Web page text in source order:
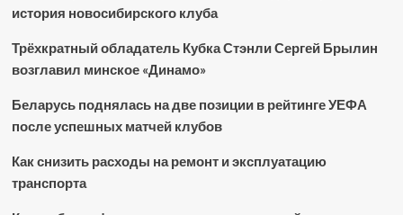
история новосибирского клуба
Трёхкратный обладатель Кубка Стэнли Сергей Брылин
возглавил минское «Динамо»
Беларусь поднялась на две позиции в рейтинге УЕФА
после успешных матчей клубов
Как снизить расходы на ремонт и эксплуатацию
транспорта